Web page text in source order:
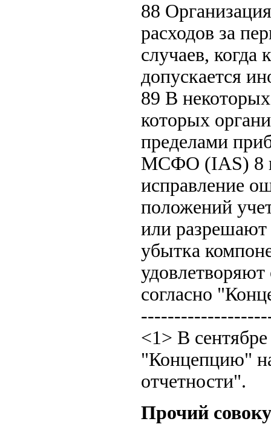
88
расходов за
случаев,
допускается
89 В
которых
пределами
МСФО (IAS) 8
исправление
положений
или разрешают
убытка
согласно
<1> В
"Концепцию"
отчетности".
Прочий